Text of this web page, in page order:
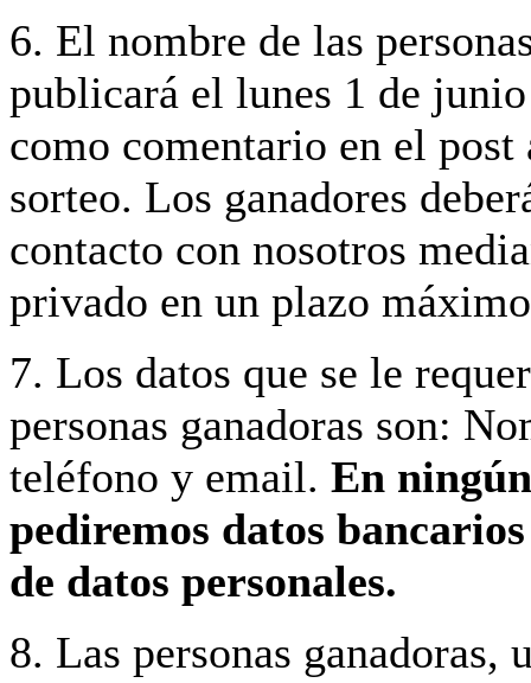
6. El nombre de las
publicará el lunes 1 de
como comentario en el post
sorteo. Los ganadores
contacto con nosotros
privado en un plazo
7. Los datos que se le
personas ganadoras son:
teléfono y email. En
pediremos datos
de datos personales.
8. Las personas ganadoras,